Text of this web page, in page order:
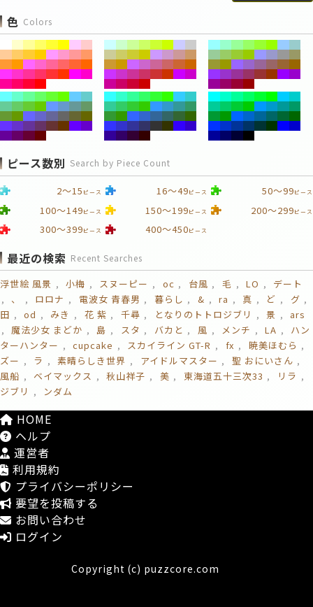
色 Colors
ピース数別 Search by Piece Count
2～15 ピース 16～49ピース 50～99ピース
100～149ピース 150～199ピース 200～299ピース
300～399ピース 400～450ピース
最近の検索 Recent Searches
浮世絵 風景 小梅 スヌーピー oc 台風 毛 LO
デート
、
ロロナ 電波女 青春男 暮らし & ra 真 ど
グ
田
od みき 花 紫 千尋 となりのトトロジブリ 景
ars
魔法少女 まどか
島 スタ バカと 風 メンチ LA
ハン
ターハンター
cupcake スカイライン GT-R fx
暁美ほむら
ズー
ラ 素晴らしき世界 アイドルマスター
聖 おにいさん
風船
ベイマックス 秋山祥子 美 東海道五十三次33
リラ
ジブリ
ンダム
HOME
ヘルプ
運営者
利用規約
プライバシーポリシー
要望を投稿する
お問い合わせ
ログイン
Copyright (c) puzzcore.com